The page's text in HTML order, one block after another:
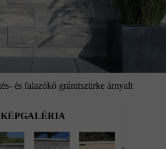
és falazókő gránitszürke árnyalt
KÉPGALÉRIA